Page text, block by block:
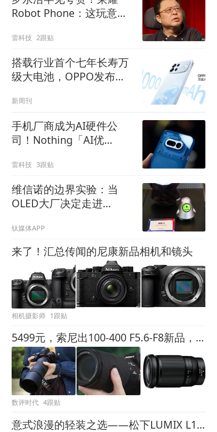
Robot Phone：这玩意儿
雷科技 2跟贴
搭载行业首个七年长寿万
级大电池，OPPO发布新
新周刊
手机厂商成为AI硬件公
司！Nothing「AI优
雷科技 3跟贴
维信诺的边界实验：当
OLED大厂决定走进
钛媒体APP
来了！汇总传闻的尼康新品相机和镜头
相机摄影师 1跟贴
5499元，索尼出100-400 F5.6-F8新品，和尼康28-400的长焦端比如何
数评时代 4跟贴
意式浪漫的轻装之选——松下LUMIX L10意大利游摄体验